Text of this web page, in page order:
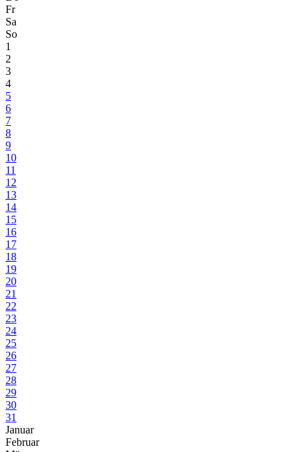
Fr
Sa
So
1
2
3
4
5
6
7
8
9
10
11
12
13
14
15
16
17
18
19
20
21
22
23
24
25
26
27
28
29
30
31
Januar
Februar